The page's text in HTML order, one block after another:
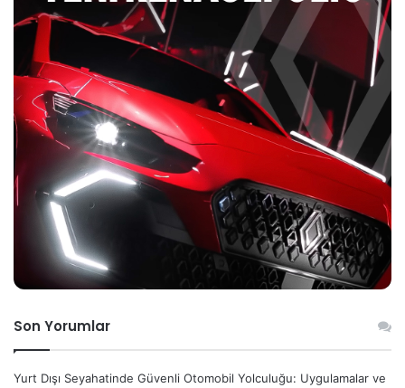
Son Yorumlar
Yurt Dışı Seyahatinde Güvenli Otomobil Yolculuğu: Uygulamalar ve